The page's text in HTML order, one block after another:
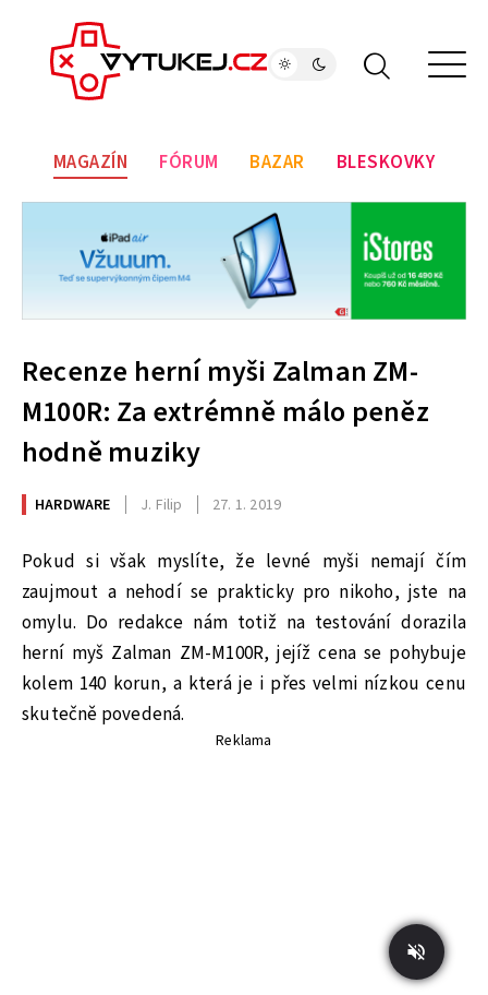
MAGAZÍN FÓRUM BAZAR BLESKOVKY
Recenze herní myši Zalman ZM-
M100R: Za extrémně málo peněz
hodně muziky
HARDWARE J. Filip 27. 1. 2019
Pokud si však myslíte, že levné myši nemají čím
zaujmout a nehodí se prakticky pro nikoho, jste na
omylu. Do redakce nám totiž na testování dorazila
herní myš Zalman ZM-M100R, jejíž cena se pohybuje
kolem 140 korun, a která je i přes velmi nízkou cenu
skutečně povedená.
Reklama